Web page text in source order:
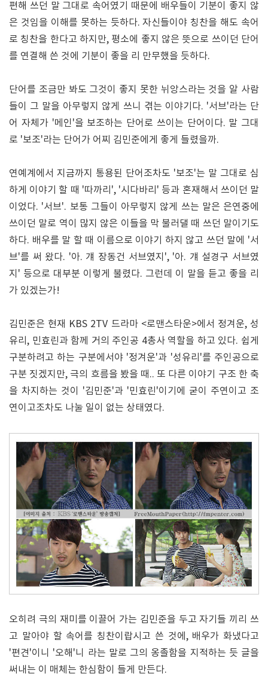
편해 쓰던 말 그대로 속어였기 때문에 배우들이 기분이 좋지 않
은 것임을 이해를 못하는 듯하다. 자신들이야 칭찬을 해도 속어
로 칭찬을 한다고 하지만, 평소에 좋지 않은 뜻으로 쓰이던 단어
를 연결해 쓴 것에 기분이 좋을 리 만무했을 듯하다.
단어를 조금만 봐도 그것이 좋지 못한 뉘앙스라는 것을 알 사람
들이 그 말을 아무렇지 않게 쓰니 겪는 이야기다. '서브'라는 단
어 자체가 '메인'을 보조하는 단어로 쓰이는 단어이다. 말 그대
로 '보조'라는 단어가 어찌 김민준에게 좋게 들렸을까.
연예계에서 지금까지 통용된 단어조차도 '보조'는 말 그대로 심
하게 이야기 할 때 '따까리', '시다바리' 등과 혼재해서 쓰이던 말
이었다. '서브'. 보통 그들이 아무렇지 않게 쓰는 말은 은연중에
쓰이던 말로 역이 많지 않은 이들을 막 불러댈 때 쓰던 말이기도
하다. 배우를 말 할 때 이름으로 이야기 하지 않고 쓰던 말에 '서
브'를 써 왔다. '아. 걔 장동건 서브였지', '아. 걔 설경구 서브였
지' 등으로 대부분 이렇게 불렸다. 그런데 이 말을 듣고 좋을 리
가 있겠는가!
김민준은 현재 KBS 2TV 드라마 <로맨스타운>에서 정겨운, 성
유리, 민효린과 함께 거의 주인공 4총사 역할을 하고 있다. 쉽게
구분하려고 하는 구분에서야 '정겨운'과 '성유리'를 주인공으로
구분 짓겠지만, 극의 흐름을 봤을 때.. 또 다른 이야기 구조 한 축
을 차지하는 것이 '김민준'과 '민효린'이기에 굳이 주연이고 조
연이고조차도 나눌 일이 없는 상태였다.
오히려 극의 재미를 이끌어 가는 김민준을 두고 자기들 끼리 쓰
고 말아야 할 속어를 칭찬이랍시고 쓴 것에, 배우가 화냈다고
'편견'이니 '오해'니 라는 말로 그의 옹졸함을 지적하는 듯 글을
써내는 이 매체는 한심함이 들게 만든다.